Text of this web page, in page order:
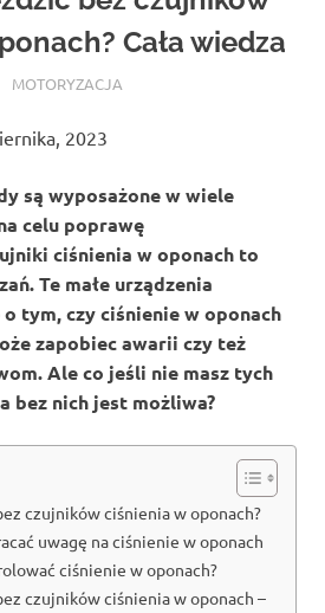
Cała wiedza
ATROX
MOTORYZACJA
2023
są wyposażone w wiele
celu poprawę
ciśnienia w oponach to
Te małe urządzenia
tym, czy ciśnienie w oponach
zapobiec awarii czy też
Ale co jeśli nie masz tych
bez nich jest możliwa?
czujników ciśnienia w oponach?
uwagę na ciśnienie w oponach
ciśnienie w oponach?
czujników ciśnienia w oponach –